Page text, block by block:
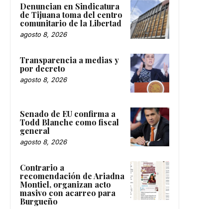
Denuncian en Sindicatura
de Tijuana toma del centro
comunitario de la Libertad
agosto 8, 2026
Transparencia a medias y
por decreto
agosto 8, 2026
Senado de EU confirma a
Todd Blanche como fiscal
general
agosto 8, 2026
Contrario a
recomendación de Ariadna
Montiel, organizan acto
masivo con acarreo para
Burgueño